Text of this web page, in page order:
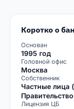
Коротко о
Основан
1995 год
Головной офис
Москва
Собственник
Частные лица
Лицензия ЦБ